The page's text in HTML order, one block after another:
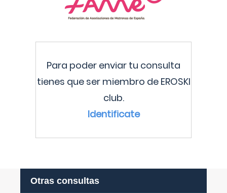
Para poder enviar tu consulta
tienes que ser miembro de EROSKI
club.
Identificate
Otras consultas